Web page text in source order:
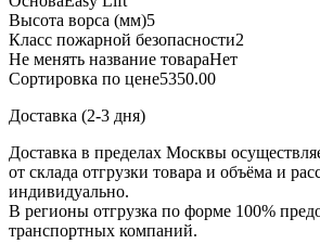
Высота ворса (мм)5
Класс пожарной безопасности2
Не менять название товараНет
Сортировка по цене5350.00
Доставка (2-3 дня)
Доставка в пределах Москвы
от склада отгрузки товара и объёма и
индивидуально.
В регионы отгрузка по форме 100%
транспортных компаний.